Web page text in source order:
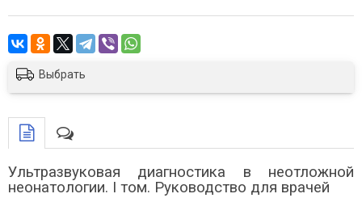
Выбрать
Ультразвуковая диагностика в неотложной
неонатологии. I том. Руководство для врачей